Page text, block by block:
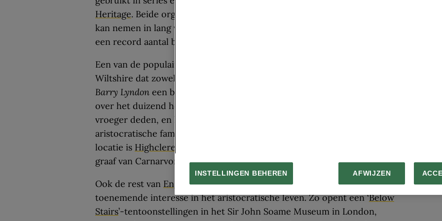
Heritage. Beide organisaties laten weten dat attracties waar je een kijkje
kan nemen in lang vervlogen aristocratische tijden het afgelopen jaar
een record aantal bezoekers ontvingen.
Een van de populairste attracties is
Wiltshire dat zowel in de film
Barry Lyndon een belangrijke rol speelt. Je kan er met je hond wandelen
over het duizend hectare grote landgoed zoals de kasteelheren het
vroeger deden, en het Georgische interieur bewonderen waar
aristocratische families dineerden. Een andere populaire Instagram-
locatie is Highclere Castle
graaf van Carnarvon en zijn vrouw wonen.
Ook de rest van Engelandprobeert een slaatje te slaan uit de
toenemende interesse in het aristocratische leven. Zo opent een ‘Below
Stairs’-tentoonstellingen in het Sir John Soame Museum in London,
INSTELLINGEN BEHEREN AFWIJZEN